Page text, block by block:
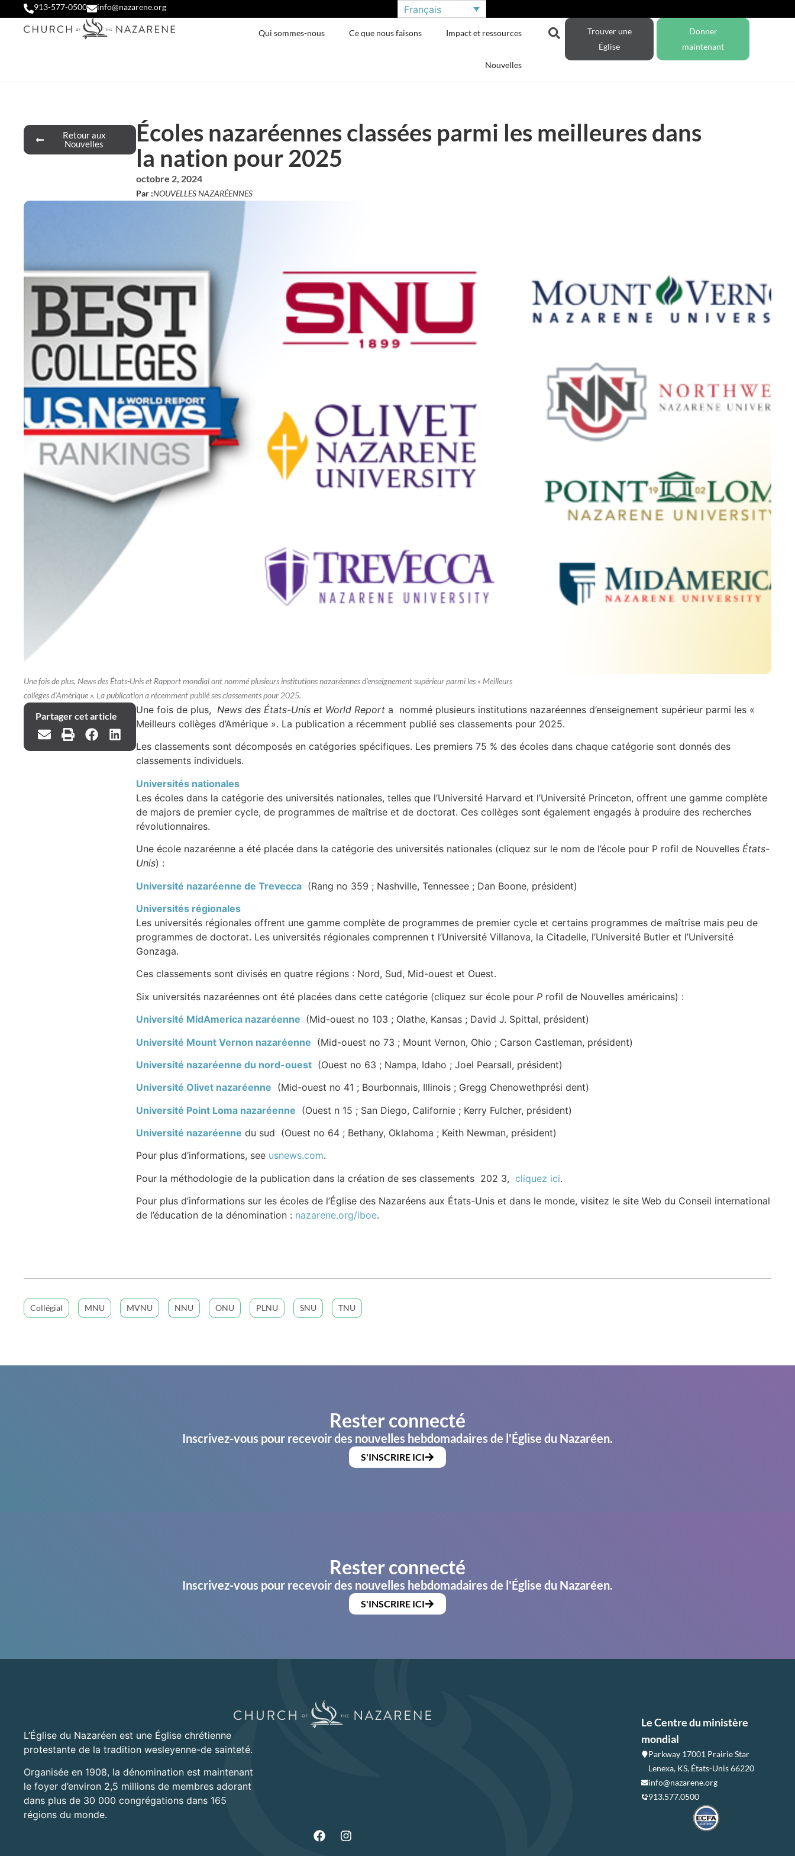
913-577-0500 info@nazarene.org Français
Qui sommes-nous Ce que nous faisons Impact et ressources
Nouvelles
Trouver une
Église
Donner
maintenant
Retour aux
Nouvelles
Écoles nazaréennes classées parmi les meilleures dans
la nation pour 2025
octobre 2, 2024
Par :NOUVELLES NAZARÉENNES
Une fois de plus, News des États-Unis et Rapport mondial ont nommé plusieurs institutions nazaréennes d'enseignement supérieur parmi les « Meilleurs
collèges d'Amérique ». La publication a récemment publié ses classements pour 2025.
Partager cet article
Une fois de plus, News des États-Unis et World Reporta nommé plusieurs institutions nazaréennes d’enseignement supérieur parmi les «
Meilleurs collèges d’Amérique ». La publication a récemment publié ses classements pour 2025.
Les classements sont décomposés en catégories spécifiques. Les premiers 75 % des écoles dans chaque catégorie sont donnés des
classements individuels.
Universités nationales
Les écoles dans la catégorie des universités nationales, telles que l’Université Harvard et l’Université Princeton, offrent une gamme complète
de majors de premier cycle, de programmes de maîtrise et de doctorat. Ces collèges sont également engagés à produire des recherches
révolutionnaires.
Une école nazaréenne a été placée dans la catégorie des universités nationales (cliquez sur le nom de l’école pour P rofil de Nouvelles États-
Unis) :
Université nazaréenne de Trevecca(Rang no 359 ; Nashville, Tennessee ; Dan Boone, président)
Universités régionales
Les universités régionales offrent une gamme complète de programmes de premier cycle et certains programmes de maîtrise mais peu de
programmes de doctorat. Les universités régionales comprennen t l’Université Villanova, la Citadelle, l’Université Butler et l’Université
Gonzaga.
Ces classements sont divisés en quatre régions : Nord, Sud, Mid-ouest et Ouest.
Six universités nazaréennes ont été placées dans cette catégorie (cliquez sur école pour Profil de Nouvelles américains) :
Université MidAmerica nazaréenne (Mid-ouest no 103 ; Olathe, Kansas ; David J. Spittal, président)
Université Mount Vernon nazaréenne (Mid-ouest no 73 ; Mount Vernon, Ohio ; Carson Castleman, président)
Université nazaréenne du nord-ouest(Ouest no 63 ; Nampa, Idaho ; Joel Pearsall, président)
Université Olivet nazaréenne (Mid-ouest no 41 ; Bourbonnais, Illinois ; Gregg Chenowethprési dent)
Université Point Loma nazaréenne (Ouest n 15 ; San Diego, Californie ; Kerry Fulcher, président)
Université nazaréenne du sud (Ouest no 64 ; Bethany, Oklahoma ; Keith Newman, président)
Pour plus d’informations, see usnews.com.
Pour la méthodologie de la publication dans la création de ses classements 202 3, cliquez ici.
Pour plus d’informations sur les écoles de l’Église des Nazaréens aux États-Unis et dans le monde, visitez le site Web du Conseil international
de l’éducation de la dénomination : nazarene.org/iboe.
Collégial MNU MVNU NNU ONU PLNU SNU TNU
Rester connecté
Inscrivez-vous pour recevoir des nouvelles hebdomadaires de l'Église du Nazaréen.
S'INSCRIRE ICI
Rester connecté
Inscrivez-vous pour recevoir des nouvelles hebdomadaires de l'Église du Nazaréen.
S'INSCRIRE ICI
L’Église du Nazaréen est une Église chrétienne
protestante de la tradition wesleyenne-de sainteté.
Organisée en 1908, la dénomination est maintenant
le foyer d’environ 2,5 millions de membres adorant
dans plus de 30 000 congrégations dans 165
régions du monde.
Le Centre du ministère
mondial
Parkway 17001 Prairie Star
Lenexa, KS, États-Unis 66220
info@nazarene.org
913.577.0500